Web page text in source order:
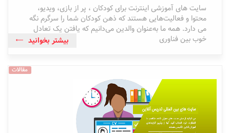
‌سایت های آموزشی اینترنت برای کودکان ، پر از بازی، ویدیو،
محتوا و فعالیت‌هایی هستند که ذهن کودکان شما را سرگرم نگه
می دارد. همه ما به‌عنوان والدین می‌دانیم که یافتن یک تعادل
خوب بین فناوری
بیشتر بخوانید
مقالات